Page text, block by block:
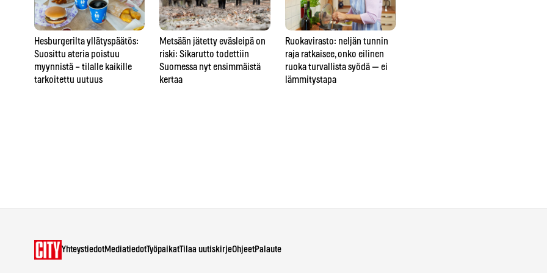
Hesburgerilta yllätyspäätös:
Suosittu ateria poistuu
myynnistä – tilalle kaikille
tarkoitettu uutuus
Metsään jätetty eväsleipä on
riski: Sikarutto todettiin
Suomessa nyt ensimmäistä
kertaa
Ruokavirasto: neljän tunnin
raja ratkaisee, onko eilinen
ruoka turvallista syödä — ei
lämmitystapa
YhteystiedotMediatiedotTyöpaikatTilaa uutiskirjeOhjeetPalaute